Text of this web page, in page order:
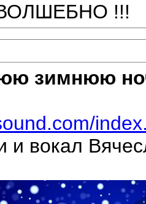
!!!
зимнюю
и вокал